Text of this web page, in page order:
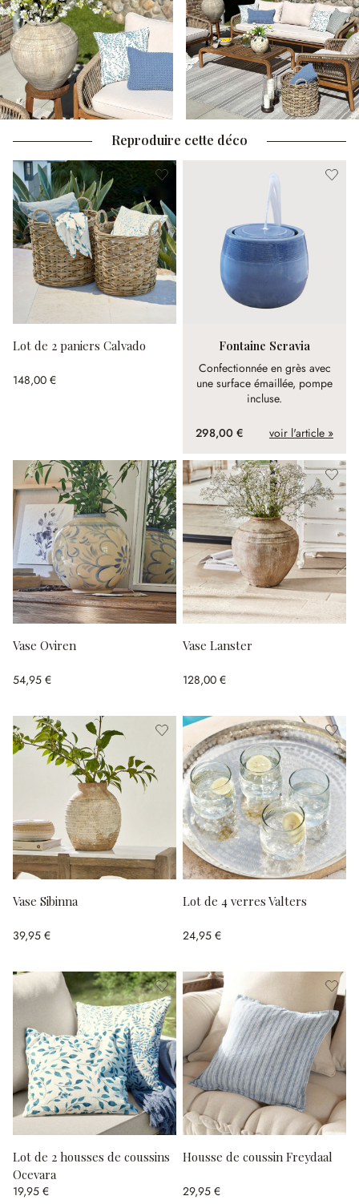
Reproduire cette déco
Lot de 2 paniers Calvado
148,00 €
Fontaine Seravia
Confectionnée en grès avec
une surface émaillée, pompe
incluse.
298,00 € voir l'article »
Vase Oviren
54,95 €
Vase Lanster
128,00 €
Vase Sibinna
39,95 €
Lot de 4 verres Valters
24,95 €
Lot de 2 housses de coussins
Ocevara
19,95 €
Housse de coussin Freydaal
29,95 €